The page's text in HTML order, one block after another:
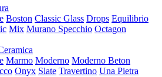
Boston Classic Glass Drops Equilibrio
Mix Murano Specchio Octagon
Marmo Moderno Moderno Beton
Onyx Slate Travertino Una Pietra